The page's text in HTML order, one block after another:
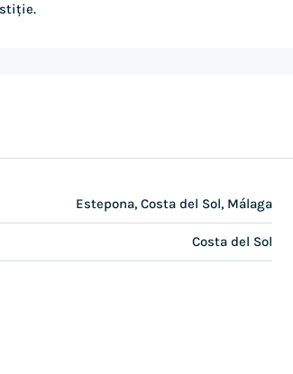
Estepona, Costa del Sol, Málaga
Costa del Sol